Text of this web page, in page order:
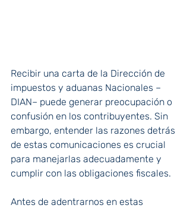
Recibir una carta de la Dirección de
impuestos y aduanas Nacionales –
DIAN– puede generar preocupación o
confusión en los contribuyentes. Sin
embargo, entender las razones detrás
de estas comunicaciones es crucial
para manejarlas adecuadamente y
cumplir con las obligaciones fiscales.
Antes de adentrarnos en estas